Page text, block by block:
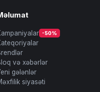
-50%
və xəbərlər
gələnlər
siyasəti